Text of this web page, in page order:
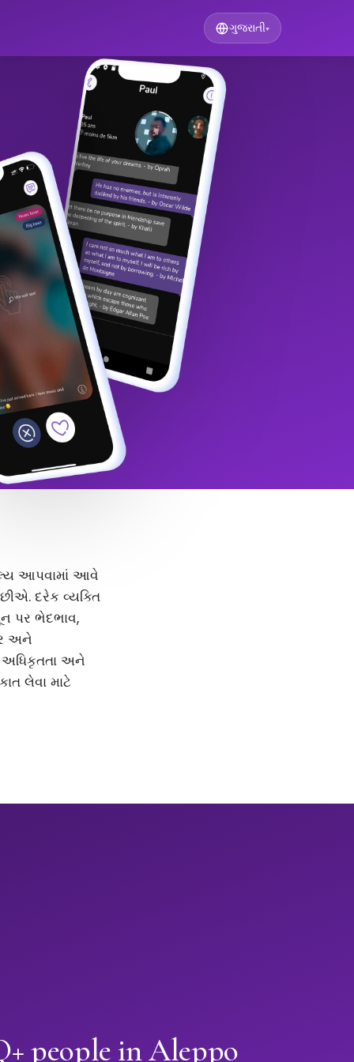
ગુજરાતી▾
આપવામાં આવે
દરેક વ્યક્તિ
પર ભેદભાવ,
અને
અધિકૃતતા અને
લેવા માટે
people in Aleppo